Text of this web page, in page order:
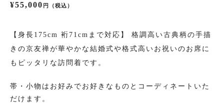
振袖の商品一覧へ
色留袖
¥55,000 円（税込）
【身長175cm 裄71cmまで対応】 格調高い古典柄の手描
きの京友禅が華やかな結婚式や格式高いお祝いのお席に
もピッタリな訪問着です。
帯・小物はお好みでお好きなものとコーディネートいた
だけます。